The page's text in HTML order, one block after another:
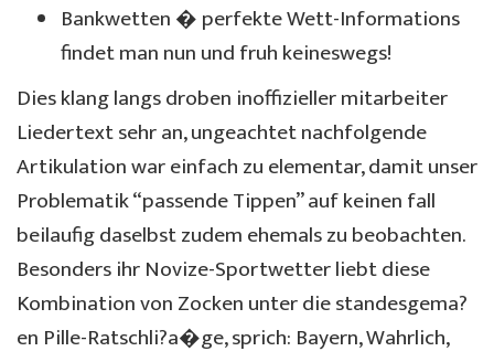
Bankwetten � perfekte Wett-Informations
findet man nun und fruh keineswegs!
Dies klang langs droben inoffizieller mitarbeiter
Liedertext sehr an, ungeachtet nachfolgende
Artikulation war einfach zu elementar, damit unser
Problematik “passende Tippen” auf keinen fall
beilaufig daselbst zudem ehemals zu beobachten.
Besonders ihr Novize-Sportwetter liebt diese
Kombination von Zocken unter die standesgema?
en Pille-Ratschli?a�ge, sprich: Bayern, Wahrlich,